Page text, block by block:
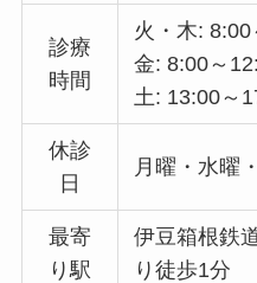
診療
時間
火・木:
金: 8:00～
土: 13:00～
休診
日
月曜・水曜
最寄
り駅
伊豆箱根鉄
り徒歩1分